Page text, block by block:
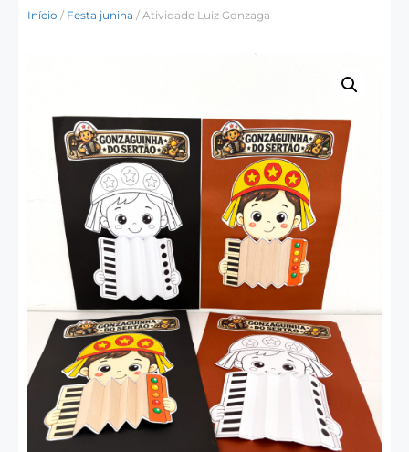
Início / Festa junina / Atividade Luiz Gonzaga